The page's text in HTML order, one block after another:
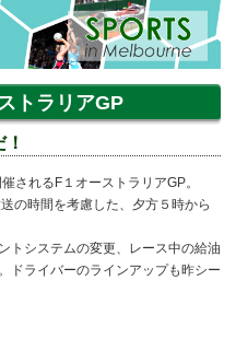
トラリアGP
されるF１オーストラリアGP。
の時間を考慮した、夕方５時から
トシステムの変更、レース中の給油
ドライバーのラインアップも昨シー